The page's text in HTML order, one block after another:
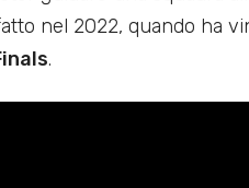
nel 2022, quando ha
.